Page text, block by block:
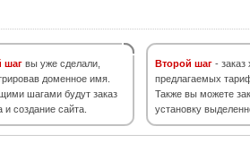
шаг вы уже сделали,
доменное имя.
шагами будут заказ
и создание сайта.
Второй шаг - заказ
предлагаемых
Также вы можете
установку